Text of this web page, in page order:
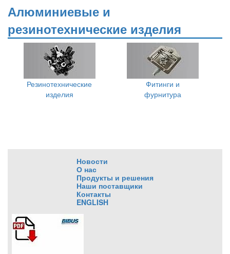
Алюминиевые и
резинотехнические изделия
Резинотехнические
изделия
Фитинги и
фурнитура
Новости
О нас
Продукты и решения
Наши поставщики
Контакты
ENGLISH